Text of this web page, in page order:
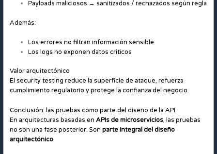
Payloads maliciosos → sanitizados / rechazados según regla
Además:
Los errores no filtran información sensible
Los logs no exponen datos críticos
Valor arquitectónico
El security testing reduce la superficie de ataque, refuerza
cumplimiento regulatorio y protege la confianza del negocio.
Conclusión: las pruebas como parte del diseño de la API
En arquitecturas basadas en APIs de microservicios, las pruebas
no son una fase posterior. Son parte integral del diseño
arquitectónico.